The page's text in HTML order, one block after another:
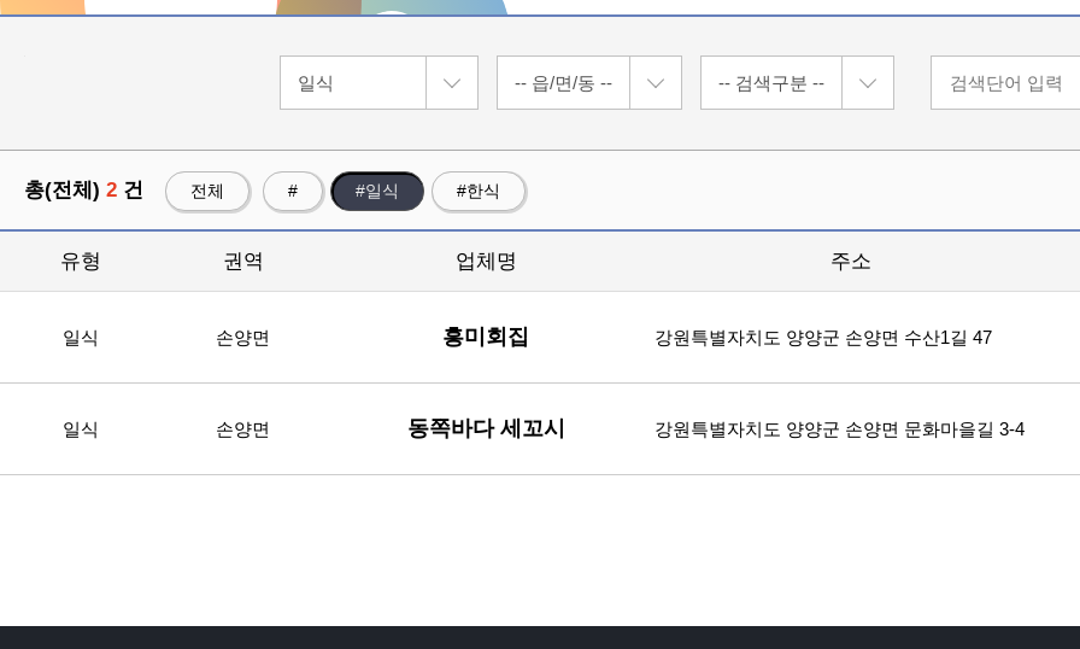
총(전체) 2 건 전체 # #일식 #한식
유형
일식
권역
손양면
업체명
흥미회집
주소
강원특별자치도 양양군 손양면 수산1길 47
일식 손양면 동쪽바다 세꼬시 강원특별자치도 양양군 손양면 문화마을길 3-4